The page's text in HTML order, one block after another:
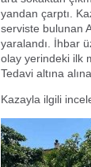
yandan çarptı.
serviste bulunan
yaralandı. İhbar
olay yerindeki ilk
Tedavi altına
Kazayla ilgili